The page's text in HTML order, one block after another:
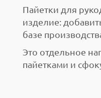
Пайетки для
изделие:
базе
Это отдельное
пайетками и